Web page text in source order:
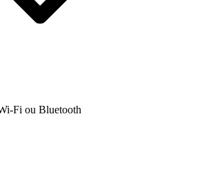
Fi ou Bluetooth